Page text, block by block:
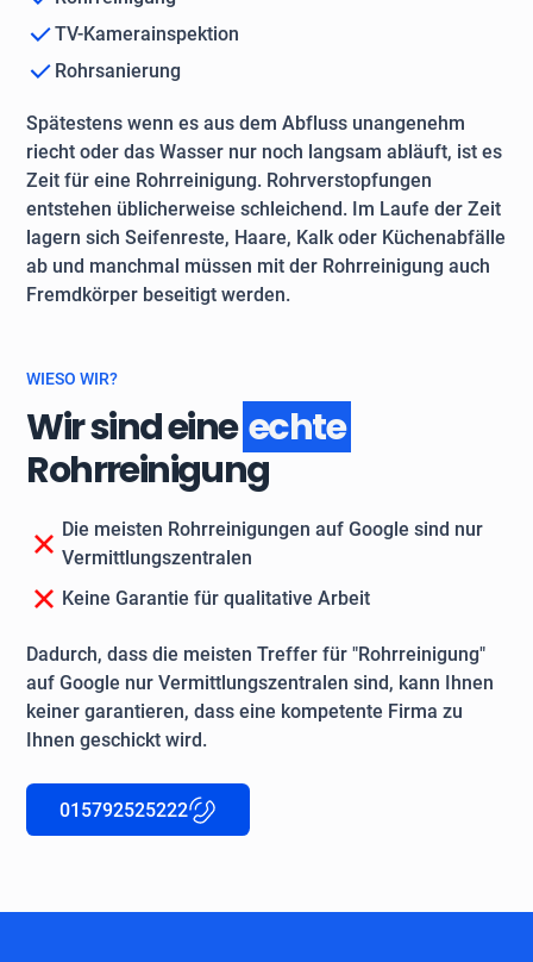
TV-Kamerainspektion
Rohrsanierung
Spätestens wenn es aus dem Abfluss unangenehm
riecht oder das Wasser nur noch langsam abläuft, ist es
Zeit für eine Rohrreinigung. Rohrverstopfungen
entstehen üblicherweise schleichend. Im Laufe der Zeit
lagern sich Seifenreste, Haare, Kalk oder Küchenabfälle
ab und manchmal müssen mit der Rohrreinigung auch
Fremdkörper beseitigt werden.
WIESO WIR?
Wir sind eineechte
Rohrreinigung
Die meisten Rohrreinigungen auf Google sind nur
Vermittlungszentralen
Keine Garantie für qualitative Arbeit
Dadurch, dass die meisten Treffer für "Rohrreinigung"
auf Google nur Vermittlungszentralen sind, kann Ihnen
keiner garantieren, dass eine kompetente Firma zu
Ihnen geschickt wird.
015792525222